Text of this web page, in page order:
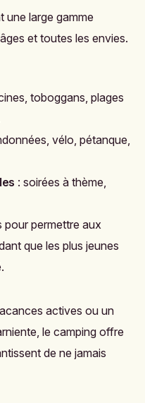
une large gamme
et toutes les envies.
toboggans, plages
vélo, pétanque,
: soirées à thème,
pour permettre aux
que les plus jeunes
actives ou un
le camping offre
de ne jamais